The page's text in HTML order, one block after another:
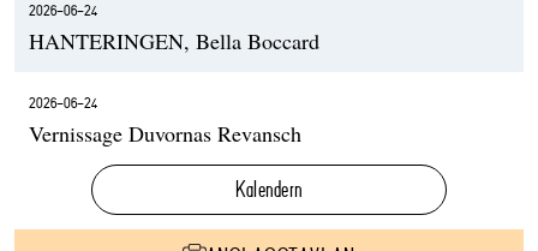
2026-06-24
HANTERINGEN, Bella Boccard
2026-06-24
Vernissage Duvornas Revansch
Kalendern